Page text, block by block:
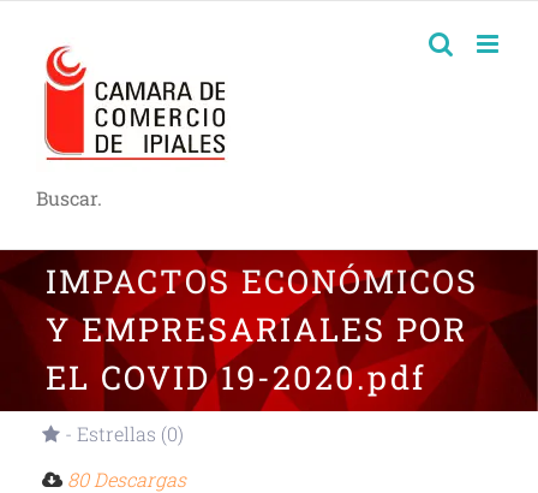
Buscar.
IMPACTOS ECONÓMICOS
Y EMPRESARIALES POR
EL COVID 19-2020.pdf
- Estrellas (0)
80 Descargas